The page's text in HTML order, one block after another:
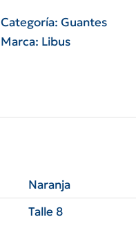
1/2
paseo
talle
Categoría: Guantes
Marca: Libus
Naranja
Talle 8